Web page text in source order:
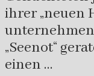
ihrer „neuen
„Seenot“
einen …